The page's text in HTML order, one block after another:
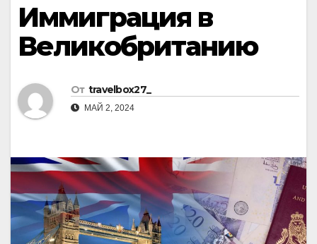
Иммиграция в
Великобританию
От travelbox27_
МАЙ 2, 2024